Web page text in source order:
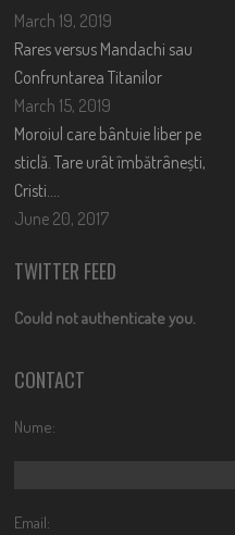
March 19, 2019
Rares versus Mandachi sau
Confruntarea Titanilor
March 15, 2019
Moroiul care bântuie liber pe
sticlă. Tare urât îmbătrânești,
Cristi….
June 20, 2017
TWITTER FEED
Could not authenticate you.
CONTACT
Nume:
Email: